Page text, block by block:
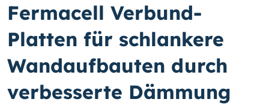
Fermacell Verbund-
Platten für schlankere
Wandaufbauten durch
verbesserte Dämmung